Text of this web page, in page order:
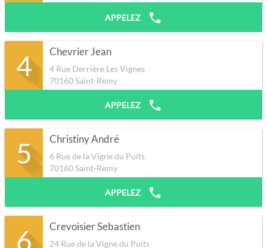
APPELEZ
4 Chevrier Jean
4 Rue Derrière Les Vignes
70160Saint-Remy
APPELEZ
5 Christiny André
6 Rue de la Vigne du Puits
70160Saint-Remy
APPELEZ
6 Crevoisier Sebastien
24 Rue de la Vigne du Puits